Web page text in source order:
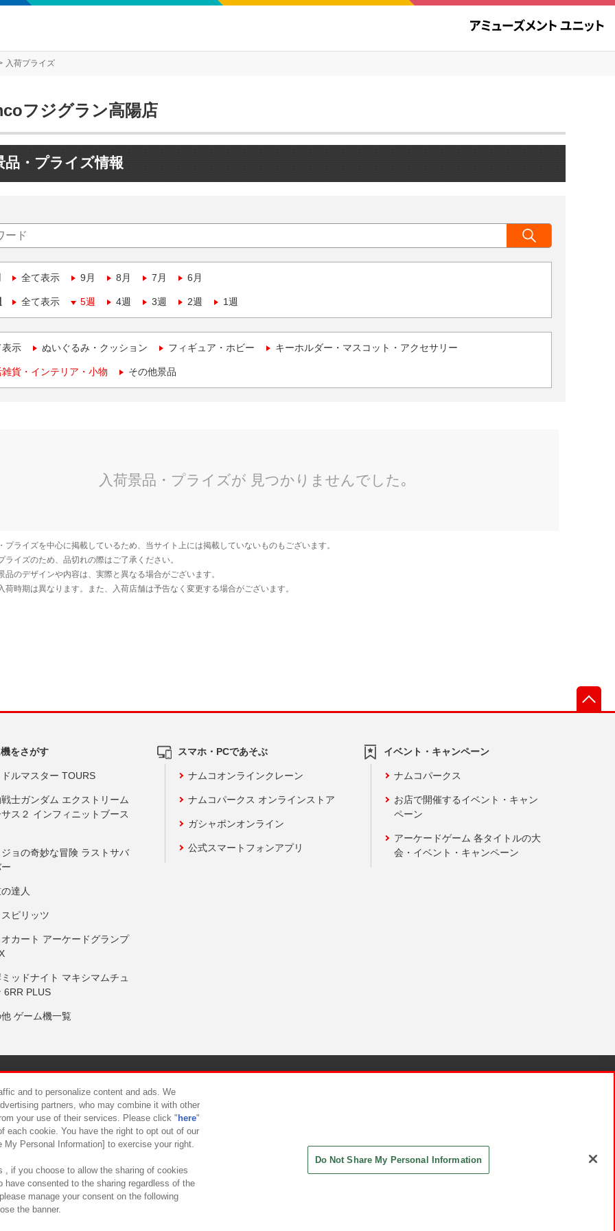
入荷プライズ
フジグラン高陽店
品・プライズ情報
全て表示 9月 8月 7月 6月
全て表示 5週 4週 3週 2週 1週
表示 ぬいぐるみ・クッション フィギュア・ホビー キーホルダー・マスコット・アクセサリー
貨・インテリア・小物 その他景品
をさがす
ルマスター TOURS
士ガンダム エクストリーム
ス２ インフィニットブース
ョの奇妙な冒険 ラストサバ
達人
ピリッツ
カート アーケードグランプ
ッドナイト マキシマムチュ
6RR PLUS
ゲーム機一覧
スマホ・PCであそぶ
ナムコオンラインクレーン
ナムコパークス オンラインストア
ガシャポンオンライン
公式スマートフォンアプリ
イベント・キャンペーン
ナムコパークス
お店で開催するイベント・キャン
ペーン
アーケードゲーム 各タイトルの大
会・イベント・キャンペーン
について カスタマーハラスメント対応方針
and to personalize content and ads. We
partners, who may combine it with other
your use of their services. Please click " here"
each cookie. You have the right to opt out of our
Personal Information] to exercise your right.
, if you choose to allow the sharing of cookies
have consented to the sharing regardless of the
manage your consent on the following
the banner.
Do Not Share My Personal Information